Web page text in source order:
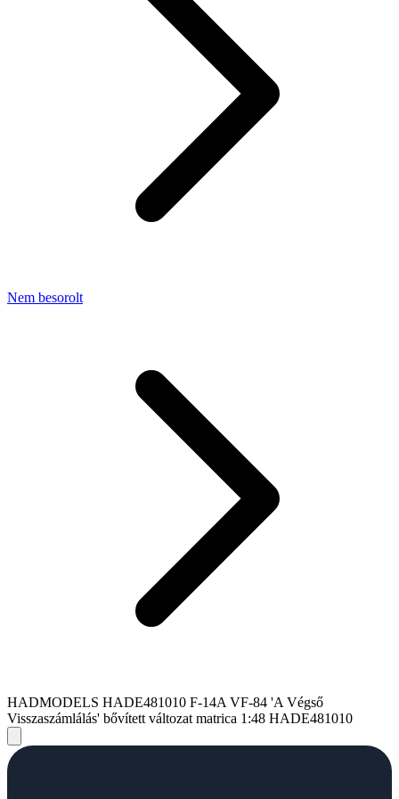
Nem besorolt
HADMODELS HADE481010 F-14A VF-84 'A Végső
Visszaszámlálás' bővített változat matrica 1:48 HADE481010